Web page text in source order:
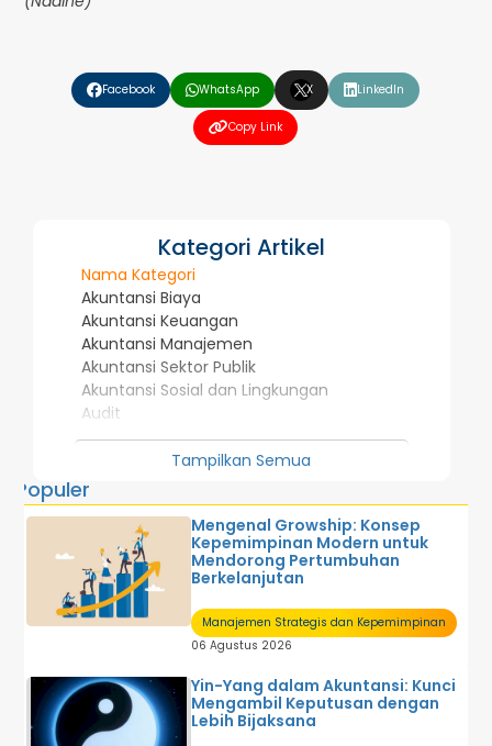
Facebook WhatsApp X LinkedIn
Copy Link
Kategori Artikel
Nama Kategori
Akuntansi Biaya
Akuntansi Keuangan
Akuntansi Manajemen
Akuntansi Sektor Publik
Akuntansi Sosial dan Lingkungan
Audit
Investasi dan Pasar Modal
Manajemen Strategis dan Kepemimpinan
Penelitian Dosen
Perpajakan
Sistem Informasi Akuntansi
Sistem Informasi Manajemen
Sistem Pengendalian Manajemen
Tentang Akuntansi
U M U M
Tampilkan Semua
Populer
Mengenal Growship: Konsep
Kepemimpinan Modern untuk
Mendorong Pertumbuhan
Berkelanjutan
Manajemen Strategis dan Kepemimpinan
06 Agustus 2026
Yin-Yang dalam Akuntansi: Kunci
Mengambil Keputusan dengan
Lebih Bijaksana